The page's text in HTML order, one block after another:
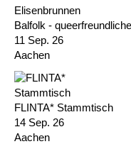
Balfolk -
11 Sep. 26
Aachen
FLINTA* Stammtisch
14 Sep. 26
Aachen